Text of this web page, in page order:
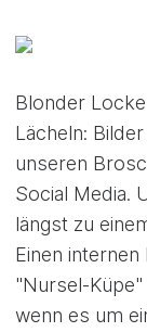
Blonder
Lächeln:
unseren
Social Media.
längst zu
Einen
"Nursel-
wenn es um